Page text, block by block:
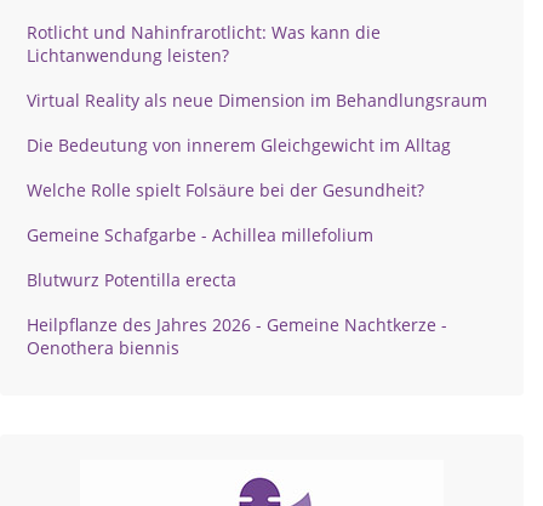
Rotlicht und Nahinfrarotlicht: Was kann die
Lichtanwendung leisten?
Virtual Reality als neue Dimension im Behandlungsraum
Die Bedeutung von innerem Gleichgewicht im Alltag
Welche Rolle spielt Folsäure bei der Gesundheit?
Gemeine Schafgarbe - Achillea millefolium
Blutwurz Potentilla erecta
Heilpflanze des Jahres 2026 - Gemeine Nachtkerze -
Oenothera biennis